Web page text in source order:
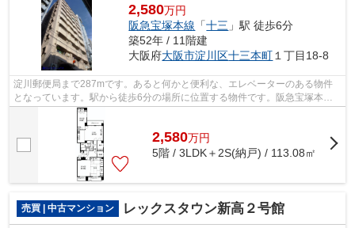
2,580万円
阪急宝塚本線 「十三 」駅 徒歩6分
築52年 / 11階建
大阪府大阪市淀川区十三本町 １丁目18-8
淀川郵便局まで287mです。あると何かと便利な、エレベーターのある物件
となっています。駅から徒歩6分の場所に位置する物件です。阪急宝塚本線
十三周辺をご利用するなら、0800-888-473...
2,580万円
5階 / 3LDK＋2S(納戸) / 113.08㎡
売買 | 中古マンション レックスタウン新高２号館